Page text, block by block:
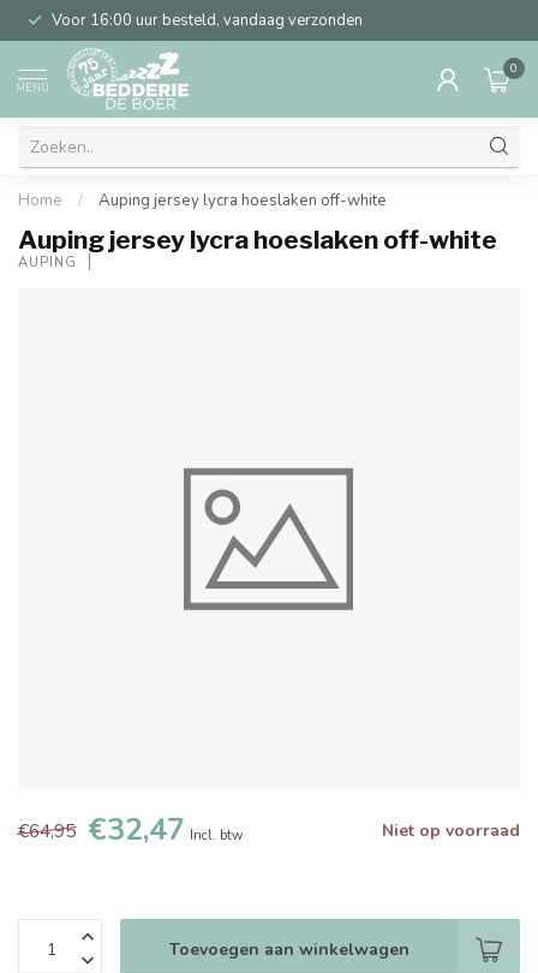
Voor 16:00 uur besteld, vandaag verzonden
MENU
0
Home / Auping jersey lycra hoeslaken off-white
Auping jersey lycra hoeslaken off-white
AUPING
€64,95 €32,47 Incl. btw Niet op voorraad
Toevoegen aan winkelwagen